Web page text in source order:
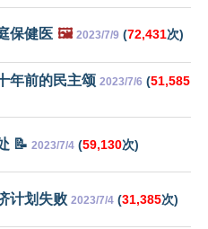
保健医 🖼️ 2023/7/9 (72,431次)
年前的民主颂 2023/7/6 (51,585
📝 2023/7/4 (59,130次)
计划失败 2023/7/4 (31,385次)